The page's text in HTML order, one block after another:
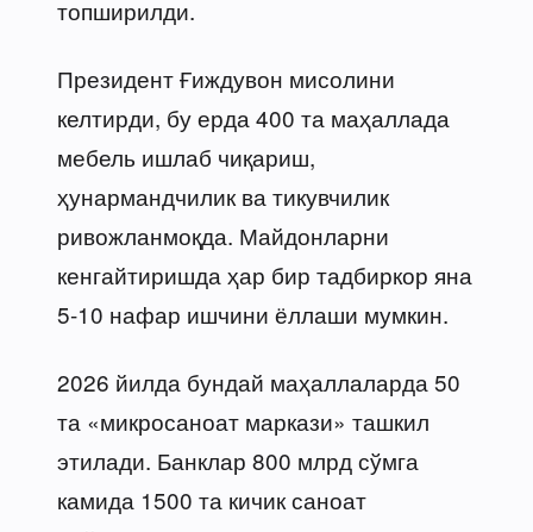
топширилди.
Президент Ғиждувон мисолини
келтирди, бу ерда 400 та маҳаллада
мебель ишлаб чиқариш,
ҳунармандчилик ва тикувчилик
ривожланмоқда. Майдонларни
кенгайтиришда ҳар бир тадбиркор яна
5-10 нафар ишчини ёллаши мумкин.
2026 йилда бундай маҳаллаларда 50
та «микросаноат маркази» ташкил
этилади. Банклар 800 млрд сўмга
камида 1500 та кичик саноат